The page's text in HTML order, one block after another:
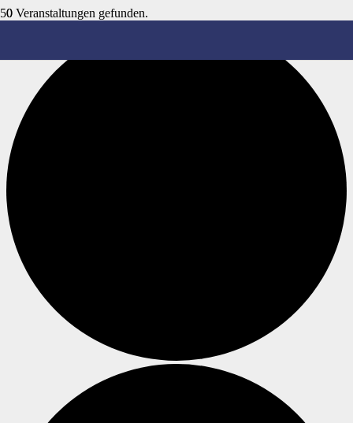
0 Veranstaltungen gefunden.